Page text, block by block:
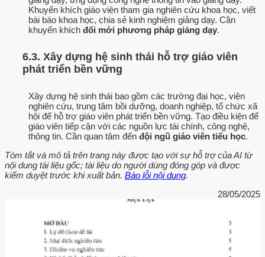
Khuyến khích giáo viên tham gia nghiên cứu khoa học, viết
bài báo khoa học, chia sẻ kinh nghiệm giảng dạy. Cần
khuyến khích đổi mới phương pháp giảng dạy.
6.3. Xây dựng hệ sinh thái hỗ trợ giáo viên
phát triển bền vững
Xây dựng hệ sinh thái bao gồm các trường đại học, viện
nghiên cứu, trung tâm bồi dưỡng, doanh nghiệp, tổ chức xã
hội để hỗ trợ giáo viên phát triển bền vững. Tạo điều kiện để
giáo viên tiếp cận với các nguồn lực tài chính, công nghệ,
thông tin. Cần quan tâm đến đội ngũ giáo viên tiểu học.
Tóm tắt và mô tả trên trang này được tạo với sự hỗ trợ của AI từ
nội dung tài liệu gốc; tài liệu do người dùng đóng góp và được
kiểm duyệt trước khi xuất bản. Báo lỗi nội dung.
28/05/2025